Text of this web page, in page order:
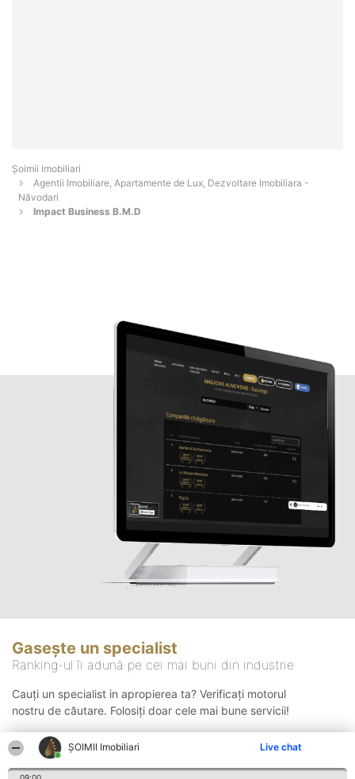
ȘOIMII Imobiliari Live chat
Șoimii Imobiliari
Agentii Imobiliare, Apartamente de Lux, Dezvoltare Imobiliara -
Năvodari
Impact Business B.M.D
Gasește un specialist
Ranking-ul îi adună pe cei mai buni din industrie
Cauți un specialist in apropierea ta? Verificați motorul
nostru de căutare. Folosiți doar cele mai bune servicii!